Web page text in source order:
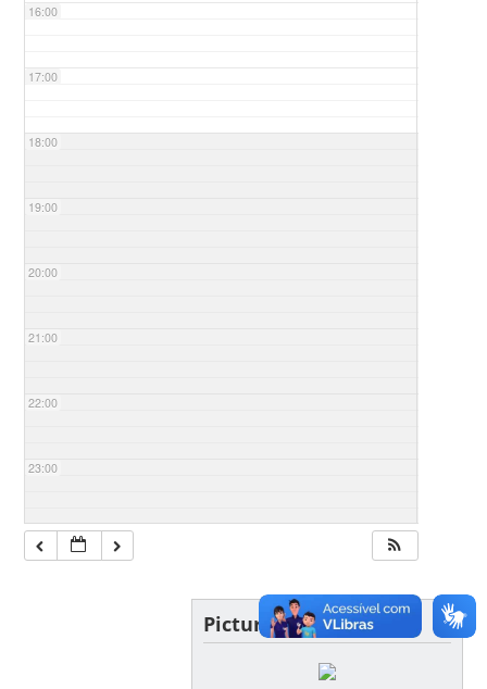
16:00
17:00
18:00
19:00
20:00
21:00
22:00
23:00
Picture of the day